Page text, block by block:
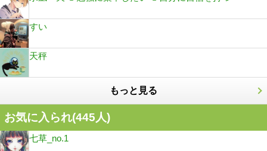
すい
天秤
もっと見る
お気に入られ(445人)
七草_no.1